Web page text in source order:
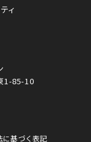
ィ
1-85-10
に基づく表記